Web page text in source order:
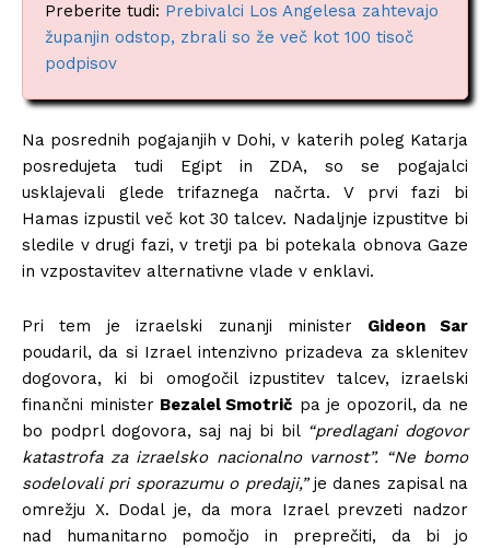
Preberite tudi: Prebivalci Los Angelesa zahtevajo
županjin odstop, zbrali so že več kot 100 tisoč
podpisov
Na posrednih pogajanjih v Dohi, v katerih poleg Katarja
posredujeta tudi Egipt in ZDA, so se pogajalci
usklajevali glede trifaznega načrta. V prvi fazi bi
Hamas izpustil več kot 30 talcev. Nadaljnje izpustitve bi
sledile v drugi fazi, v tretji pa bi potekala obnova Gaze
in vzpostavitev alternativne vlade v enklavi.
Pri tem je izraelski zunanji minister Gideon Sar
poudaril, da si Izrael intenzivno prizadeva za sklenitev
dogovora, ki bi omogočil izpustitev talcev, izraelski
finančni ministerBezalel Smotrič pa je opozoril, da ne
bo podprl dogovora, saj naj bi bil “predlagani dogovor
katastrofa za izraelsko nacionalno varnost”. “Ne bomo
sodelovali pri sporazumu o predaji,”je danes zapisal na
omrežju X. Dodal je, da mora Izrael prevzeti nadzor
nad humanitarno pomočjo in preprečiti, da bi jo